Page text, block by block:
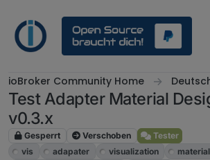
ioBroker Community Home
Test Adapter Material
v0.3.x
Gesperrt Verschoben
Tester
vis
adapater visualization
material